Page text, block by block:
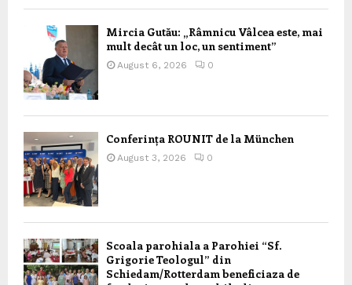
Mircia Gutău: „Râmnicu Vâlcea este, mai
mult decât un loc, un sentiment”
August 6, 2026 0
Conferința ROUNIT de la München
August 3, 2026 0
Scoala parohiala a Parohiei “Sf.
Grigorie Teologul” din
Schiedam/Rotterdam beneficiaza de